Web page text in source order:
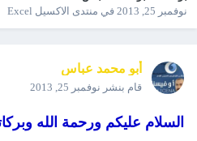
نوفمبر 25, 2013
في منتدى الاكسيل Excel
أبو محمد عباس
قام بنشر نوفمبر 25, 2013
السلام عليكم ورحمة الله